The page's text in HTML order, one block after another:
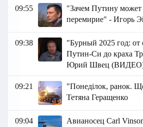
09:55
"Зачем Путину
перемирие" - Игорь
09:38
"Бурный 2025 год: от
Путин-Си до краха
Юрий Швец
09:21
"Понеділок, ранок.
Тетяна Геращенко
09:04
Авианосец Carl